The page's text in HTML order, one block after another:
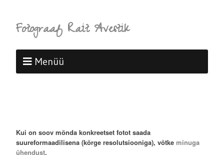
Fotograaf Rait Avestik
Menüü
Kui on soov mõnda konkreetset fotot saada
suureformaadilisena (kõrge resolutsiooniga), võtke minuga
ühendust.